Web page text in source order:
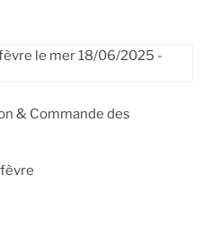
le mer 18/06/2025 -
& Commande des